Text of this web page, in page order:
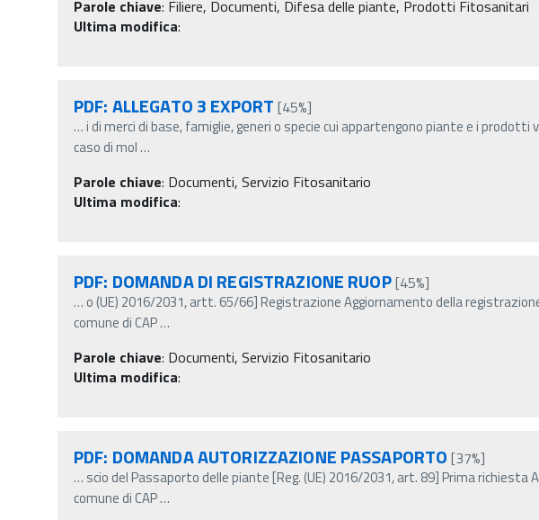
Parole chiave: Filiere, Documenti, Difesa delle piante, Prodotti Fitosanitari
Ultima modifica:
PDF: ALLEGATO 3 EXPORT [45%]
…i di merci di base, famiglie, generi o specie cui appartengono piante e i prodotti
caso di mol…
Parole chiave: Documenti, Servizio Fitosanitario
Ultima modifica:
PDF: DOMANDA DI REGISTRAZIONE RUOP[45%]
… o (UE) 2016/2031, artt. 65/66] Registrazione Aggiornamento della
comune di CAP…
Parole chiave: Documenti, Servizio Fitosanitario
Ultima modifica:
PDF: DOMANDA AUTORIZZAZIONE PASSAPORTO [37%]
… scio del Passaporto delle piante [Reg. (UE) 2016/2031, art. 89] Prima richiesta
comune di CAP…